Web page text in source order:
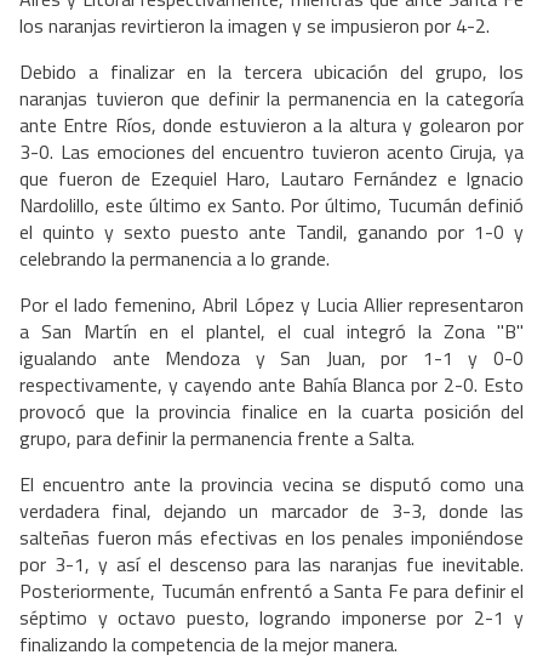
los naranjas revirtieron la imagen y se impusieron por 4-2.
Debido a finalizar en la tercera ubicación del grupo, los
naranjas tuvieron que definir la permanencia en la categoría
ante Entre Ríos, donde estuvieron a la altura y golearon por
3-0. Las emociones del encuentro tuvieron acento Ciruja, ya
que fueron de Ezequiel Haro, Lautaro Fernández e Ignacio
Nardolillo, este último ex Santo. Por último, Tucumán definió
el quinto y sexto puesto ante Tandil, ganando por 1-0 y
celebrando la permanencia a lo grande.
Por el lado femenino, Abril López y Lucia Allier representaron
a San Martín en el plantel, el cual integró la Zona "B"
igualando ante Mendoza y San Juan, por 1-1 y 0-0
respectivamente, y cayendo ante Bahía Blanca por 2-0. Esto
provocó que la provincia finalice en la cuarta posición del
grupo, para definir la permanencia frente a Salta.
El encuentro ante la provincia vecina se disputó como una
verdadera final, dejando un marcador de 3-3, donde las
salteñas fueron más efectivas en los penales imponiéndose
por 3-1, y así el descenso para las naranjas fue inevitable.
Posteriormente, Tucumán enfrentó a Santa Fe para definir el
séptimo y octavo puesto, logrando imponerse por 2-1 y
finalizando la competencia de la mejor manera.